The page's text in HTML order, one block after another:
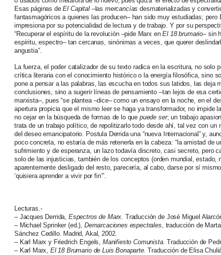
Esas páginas deEl Capital–las mercancías desmaterializadas y
fantasmagóricos a quienes las producen– han sido muy estudiadas;
impresiona por su potencialidad de lectura y de trabajo. Y por su
“Recuperar el espíritu de la revolución –pide Marx enEl 18 brumario– sin
espíritu, espectro– tan cercanas, sinónimas a veces, que querer
angustia”.
La fuerza, el poder catalizador de su texto radica en la escritura, no solo
crítica literaria con el conocimiento histórico o la energía filosófica, sino
pone a pensar a las palabras, las escucha en todos sus latidos, las deja
conclusiones, sino a sugerir líneas de pensamiento –tan lejos de esa
marxista–, pues “se plantea –dice– como un ensayo en la noche, en el
apertura propicia que el mismo leer se haga ya transformador, no impide
no cejar en la búsqueda de formas de lo que puede ser; un trabajo
trata de un trabajo político, de repolitizarlo todo desde ahí, tal vez con
del deseo emancipatorio. Postula Derrida una “nueva Internacional” y,
poco concreta, no estaría de más retenerla en la cabeza: “la amistad de
sufrimiento y de esperanza, un lazo todavía discreto, casi secreto, pero
solo de las injusticias, también de los conceptos (orden mundial,
aparentemente desligado del resto, parecería, al cabo, darse por sí
‘quisiera aprender a vivir por fin’”.
Lecturas.-
– Jacques Derrida, Espectros de Marx. Traducción de José Miguel
– Michael Sprinker (ed.), Demarcaciones espectrales, traducción de
Sánchez Cedillo. Madrid, Akal, 2002.
– Karl Marx y Friedrich Engels, Manifiesto Comunista.Traducción de
– Karl Marx, El 18 Brumario de Luis Bonaparte.Traducción de Elisa